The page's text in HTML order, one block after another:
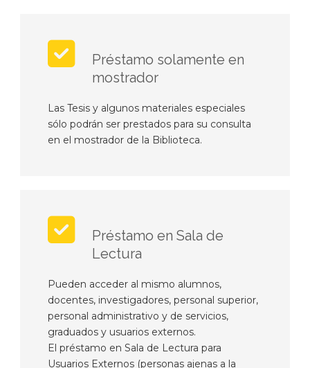
Préstamo solamente en
mostrador
Las Tesis y algunos materiales especiales
sólo podrán ser prestados para su consulta
en el mostrador de la Biblioteca.
Préstamo en Sala de
Lectura
Pueden acceder al mismo alumnos,
docentes, investigadores, personal superior,
personal administrativo y de servicios,
graduados y usuarios externos.
El préstamo en Sala de Lectura para
Usuarios Externos (personas ajenas a la